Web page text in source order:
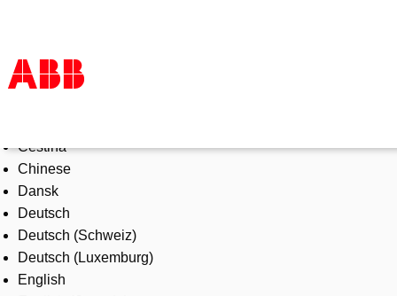
Products & Solutions
Industries
Services
About us
Where to buy
Contact us
Careers
Čeština
Chinese
Dansk
Deutsch
Deutsch (Schweiz)
Deutsch (Luxemburg)
English